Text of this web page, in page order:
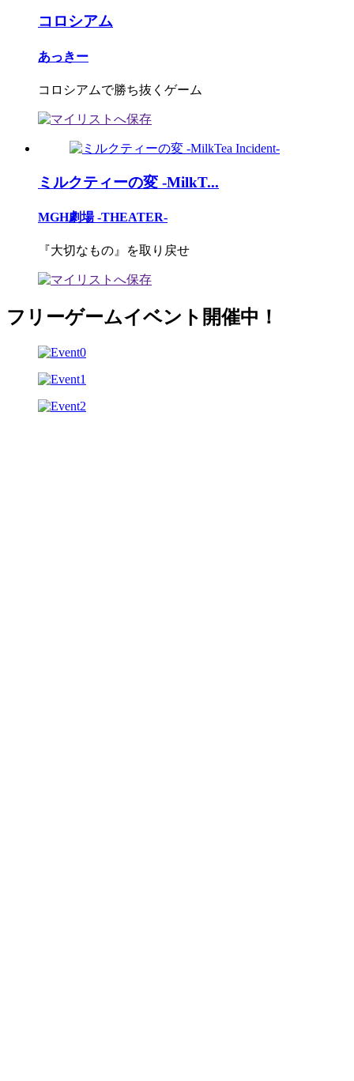
コロシアム
あっきー
コロシアムで勝ち抜くゲーム
ミルクティーの変 -MilkT...
MGH劇場 -THEATER-
『大切なもの』を取り戻せ
フリーゲームイベント開催中！